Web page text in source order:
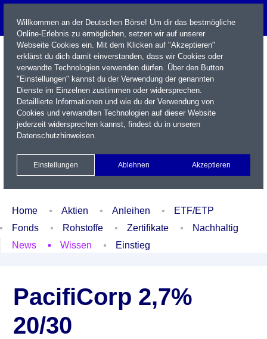
Name / WKN / ISIN / Kürzel
Xetra Realtime
Watchlist Portfolio Login
Home Aktien Anleihen
ETF/ETP
Fonds
Rohstoffe Zertifikate
Nachhaltig
News
Wissen Einstieg
PacifiCorp 2,7%
20/30
Willkommen an der Deutschen Börse! Um dir das bestmögliche
Online-Erlebnis zu ermöglichen, setzen wir auf unserer
Webseite Cookies ein. Mit dem Klicken auf "Akzeptieren"
erklärst du dich damit einverstanden, dass wir Cookies oder
verwandte Technologien verwenden dürfen. Über den Button
"Einstellungen" kannst du der Verwendung der genannten
Dienste im Einzelnen zustimmen oder widersprechen.
Detaillierte Informationen und wie du der Verwendung von
Cookies und verwandten Technologien auf dieser Website
jederzeit widersprechen kannst, findest du in unseren
Datenschutzhinweisen.
Einstellungen Ablehnen Akzeptieren